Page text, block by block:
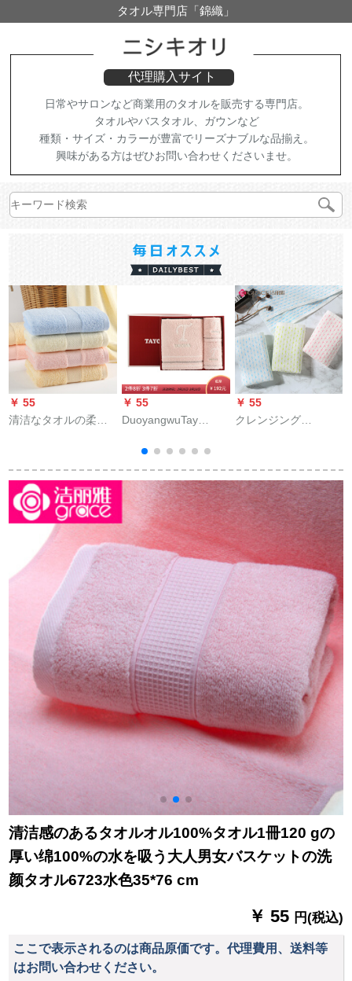
タオル専門店「錦織」
代理購入サイト
日常やサロンなど商業用のタオルを販売する専門店。
タオルやバスタオル、ガウンなど
種類・サイズ・カラーが豊富でリーズナブルな品揃え。
興味がある方はぜひお問い合わせくださいませ。
￥ 55
清洁なタオルの柔ら
す。
￥ 55
DuoyangwuTay
sukinケアのスキタ
イ、纸袋のアイテム
を买ってくれまし
た。
￥ 55
クレンジング
100%吸水子タオル男
女用タオル家庭用タ
オル6699赤1本
清洁感のあるタオルオル100%タオル1冊120 gの
厚い绵100%の水を吸う大人男女バスケットの洗
颜タオル6723水色35*76 cm
￥ 55 円(税込)
ここで表示されるのは商品原価です。代理費用、送料等
はお問い合わせください。